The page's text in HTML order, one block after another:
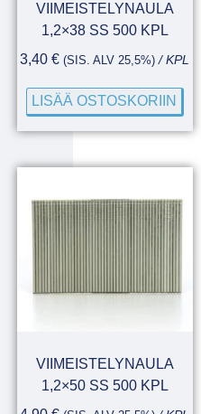
VIIMEISTELYNAULA
1,2×38 SS 500 KPL
3,40€ (SIS. ALV 25,5%) / KPL
LISÄÄ OSTOSKORIIN
VIIMEISTELYNAULA
1,2×50 SS 500 KPL